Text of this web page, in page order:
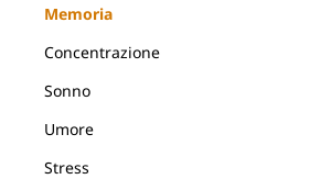
Memoria
Concentrazione
Sonno
Umore
Stress